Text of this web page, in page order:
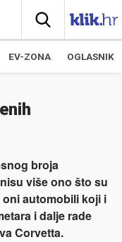
EV-ZONA OGLASNIK
broja
više ono što su
automobili koji i
i dalje rade
Corvetta.